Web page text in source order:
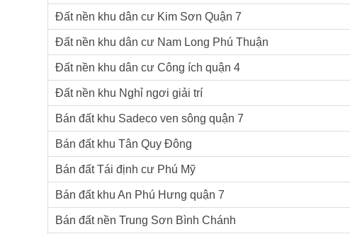
Đất nền khu dân cư Kim Sơn Quận 7
Đất nền khu dân cư Nam Long Phú Thuận
Đất nền khu dân cư Công ích quận 4
Đất nền khu Nghỉ ngơi giải trí
Bán đất khu Sadeco ven sông quận 7
Bán đất khu Tân Quy Đông
Bán đất Tái định cư Phú Mỹ
Bán đất khu An Phú Hưng quận 7
Bán đất nền Trung Sơn Bình Chánh